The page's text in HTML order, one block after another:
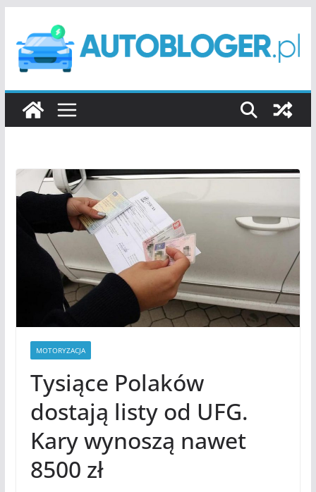
treści
MOTORYZACJA
Tysiące Polaków
dostają listy od UFG.
Kary wynoszą nawet
8500 zł